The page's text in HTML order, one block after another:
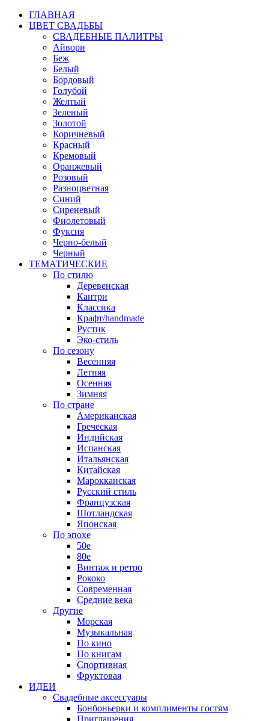
ГЛАВНАЯ
ЦВЕТ СВАДЬБЫ
СВАДЕБНЫЕ ПАЛИТРЫ
Айвори
Беж
Белый
Бордовый
Голубой
Желтый
Зеленый
Золотой
Коричневый
Красный
Кремовый
Оранжевый
Розовый
Разноцветная
Синий
Сиреневый
Фиолетовый
Фуксия
Черно-белый
Черный
ТЕМАТИЧЕСКИЕ
По стилю
Деревенская
Кантри
Классика
Крафт/handmade
Рустик
Эко-стиль
По сезону
Весенняя
Летняя
Осенняя
Зимняя
По стране
Американская
Греческая
Индийская
Испанская
Итальянская
Китайская
Марокканская
Русский стиль
Французская
Шотландская
Японская
По эпохе
50е
80е
Винтаж и ретро
Рококо
Современная
Средние века
Другие
Морская
Музыкальная
По кино
По книгам
Спортивная
Фруктовая
ИДЕИ
Свадебные аксессуары
Бонбоньерки и комплименты гостям
Приглашения